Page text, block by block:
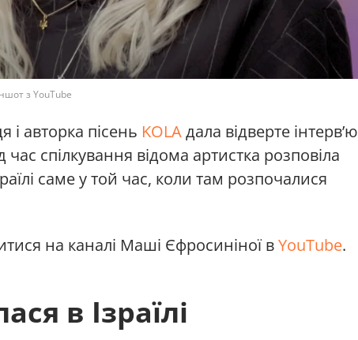
з YouTube
і авторка пісень KOLAдала відверте інтерв’ю
спілкування відома артистка розповіла
саме у той час, коли там розпочалися
на каналі Маші Єфросиніної вYouTube.
в Ізраїлі